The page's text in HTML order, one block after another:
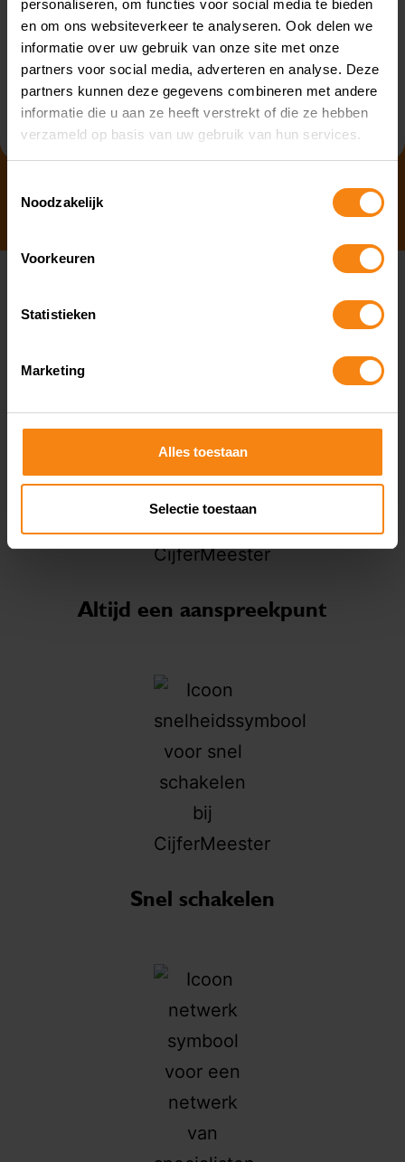
personaliseren, om functies voor social media te bieden
en om ons websiteverkeer te analyseren. Ook delen we
informatie over uw gebruik van onze site met onze
partners voor social media, adverteren en analyse. Deze
partners kunnen deze gegevens combineren met andere
informatie die u aan ze heeft verstrekt of die ze hebben
verzameld op basis van uw gebruik van hun services.
Noodzakelijk
Voorkeuren
Statistieken
Marketing
Alles toestaan
Selectie toestaan
beantwoorden.
Neem contact op met deze
CijferMeester
Altijd een aanspreekpunt
Snel schakelen